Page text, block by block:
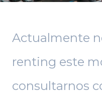
Actualmente
renting este
consultarnos